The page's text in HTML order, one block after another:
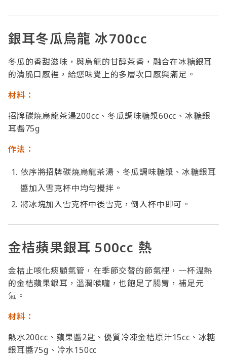
銀耳冬瓜烏龍 冰700cc
冬瓜的香甜滋味，與烏龍的甘醇茶香，融合在冰糖銀耳
的清脆口感裡，給您味覺上的多層次口感與滿足。
材料：
招牌碳燒烏龍茶湯200cc、冬瓜調味糖漿60cc、冰糖銀
耳醬75g
作法：
依序將招牌碳燒烏龍茶湯、冬瓜調味糖漿、冰糖銀耳
醬加入雪克杯中均勻攪拌。
將冰塊加入雪克杯中後雪克，倒入杯中即可。
金桔蘋果銀耳 500cc 熱
金桔止咳化痰顧氣管，在季節交替的節氣裡，一杯溫熱
的金桔蘋果銀耳，溫潤喉嚨，也飽足了腸胃，補足元
氣。
材料：
熱水200cc、蘋果醬2匙、優質冷凍金桔原汁15cc、冰糖
銀耳醬75g、冷水150cc